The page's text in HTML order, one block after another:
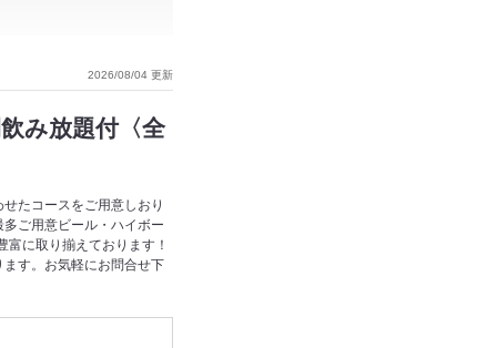
2026/08/04 更新
み放題付〈全
たコースをご用意しおり
ご用意ビール・ハイボー
に取り揃えております！
す。お気軽にお問合せ下